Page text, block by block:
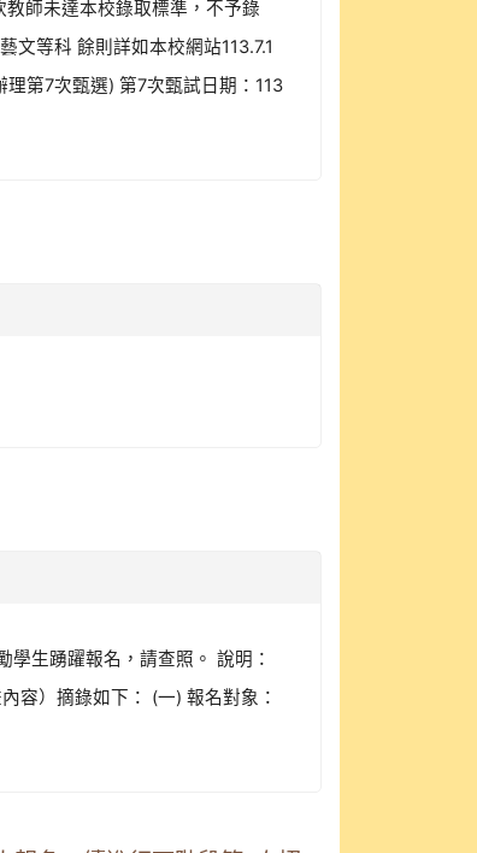
師未達本校錄取標準，不予錄
等科 餘則詳如本校網站113.7.1
第7次甄選) 第7次甄試日期：113
學生踴躍報名，請查照。 說明：
容）摘錄如下： (一) 報名對象：